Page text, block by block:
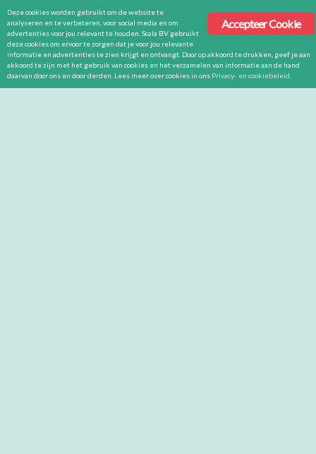
Accepteer Cookie
Deze cookies worden gebruikt om de website te
analyseren en te verbeteren, voor social media en om
advertenties voor jou relevant te houden. Scala BV gebruikt
deze cookies om ervoor te zorgen dat je voor jou relevante
informatie en advertenties te zien krijgt en ontvangt. Door op akkoord te drukken, geef je aan
akkoord te zijn met het gebruik van cookies en het verzamelen van informatie aan de hand
daarvan door ons en door derden. Lees meer over cookies in ons Privacy- en cookiebeleid